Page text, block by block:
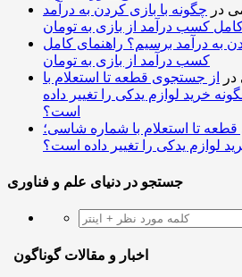
در چگونه با بازی کردن به درآمد
کسب درآمد از بازی به تومان
به درآمد برسیم؟ راهنمای کامل
کسب درآمد از بازی به تومان
در
از جستجوی قطعه تا استعلام با
خرید لوازم یدکی را تغییر داده
است؟
تا استعلام با شماره شاسی؛
لوازم یدکی را تغییر داده است؟
جستجو در دنیای علم و فناوری
اخبار و مقالات گوناگون